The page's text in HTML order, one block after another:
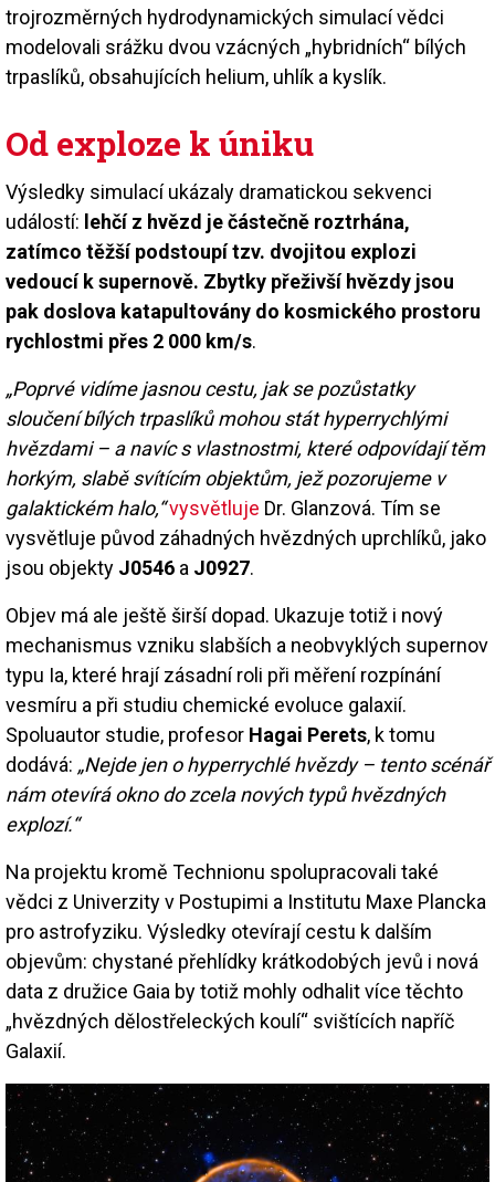
trojrozměrných hydrodynamických simulací vědci
modelovali srážku dvou vzácných „hybridních“ bílých
trpaslíků, obsahujících helium, uhlík a kyslík.
Od exploze k úniku
Výsledky simulací ukázaly dramatickou sekvenci
událostí: lehčí z hvězd je částečně roztrhána,
zatímco těžší podstoupí tzv. dvojitou explozi
vedoucí k supernově. Zbytky přeživší hvězdy jsou
pak doslova katapultovány do kosmického prostoru
rychlostmi přes 2 000 km/s.
„Poprvé vidíme jasnou cestu, jak se pozůstatky
sloučení bílých trpaslíků mohou stát hyperrychlými
hvězdami – a navíc s vlastnostmi, které odpovídají těm
horkým, slabě svítícím objektům, jež pozorujeme v
galaktickém halo,“vysvětluje Dr. Glanzová. Tím se
vysvětluje původ záhadných hvězdných uprchlíků, jako
jsou objekty J0546 a J0927.
Objev má ale ještě širší dopad. Ukazuje totiž i nový
mechanismus vzniku slabších a neobvyklých supernov
typu Ia, které hrají zásadní roli při měření rozpínání
vesmíru a při studiu chemické evoluce galaxií.
Spoluautor studie, profesor Hagai Perets, k tomu
dodává: „Nejde jen o hyperrychlé hvězdy – tento scénář
nám otevírá okno do zcela nových typů hvězdných
explozí.“
Na projektu kromě Technionu spolupracovali také
vědci z Univerzity v Postupimi a Institutu Maxe Plancka
pro astrofyziku. Výsledky otevírají cestu k dalším
objevům: chystané přehlídky krátkodobých jevů i nová
data z družice Gaia by totiž mohly odhalit více těchto
„hvězdných dělostřeleckých koulí“ svištících napříč
Galaxií.
Image